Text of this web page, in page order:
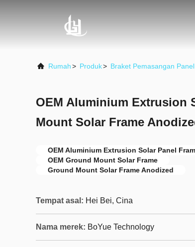
Rumah> Produk> Braket Pemasangan
OEM Aluminium Extrusion
Mount Solar Frame
OEM Aluminium Extrusion Solar Panel
OEM Ground Mount Solar Frame
Ground Mount Solar Frame Anodized
Tempat asal: Hei Bei, Cina
Nama merek: BoYue Technology